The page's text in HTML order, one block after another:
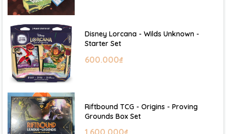
Disney Lorcana - Wilds Unknown -
Starter Set
600.000₫
Riftbound TCG - Origins - Proving
Grounds Box Set
1.600.000₫